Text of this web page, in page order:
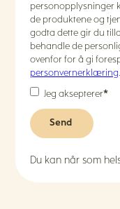
personopplysninger
de produktene og
godta dette gir du
behandle de
ovenfor for å gi
personvernerklæring.
Jeg aksepterer*
Du kan når som